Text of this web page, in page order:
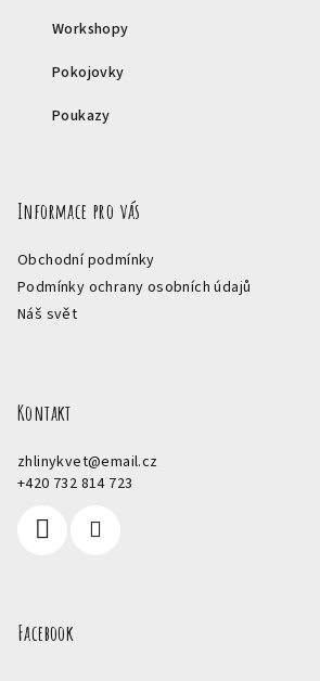
Workshopy
Pokojovky
Poukazy
Informace pro vás
Obchodní podmínky
Podmínky ochrany osobních údajů
Náš svět
Kontakt
zhlinykvet@email.cz
+420 732 814 723
Facebook